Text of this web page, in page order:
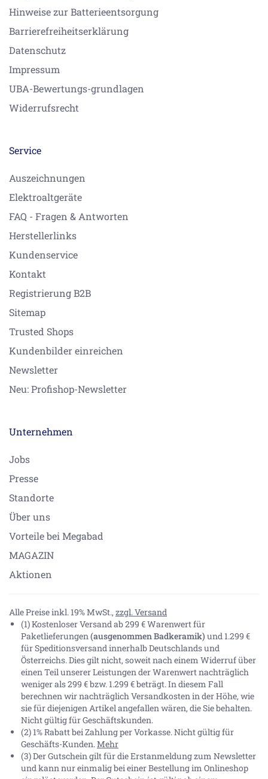
Hinweise zur Batterieentsorgung
Barrierefreiheitserklärung
Datenschutz
Impressum
UBA-Bewertungs-grundlagen
Widerrufsrecht
Service
Auszeichnungen
Elektroaltgeräte
FAQ - Fragen & Antworten
Herstellerlinks
Kundenservice
Kontakt
Registrierung B2B
Sitemap
Trusted Shops
Kundenbilder einreichen
Newsletter
Neu: Profishop-Newsletter
Unternehmen
Jobs
Presse
Standorte
Über uns
Vorteile bei Megabad
MAGAZIN
Aktionen
Alle Preise inkl. 19% MwSt., zzgl. Versand
(1) Kostenloser Versand ab 299 € Warenwert für
Paketlieferungen(ausgenommen Badkeramik) und 1.299 €
für Speditionsversand innerhalb Deutschlands und
Österreichs. Dies gilt nicht, soweit nach einem Widerruf über
einen Teil unserer Leistungen der Warenwert nachträglich
weniger als 299 € bzw. 1.299 € beträgt. In diesem Fall
berechnen wir nachträglich Versandkosten in der Höhe, wie
sie für diejenigen Artikel angefallen wären, die Sie behalten.
Nicht gültig für Geschäftskunden.
(2) 1% Rabatt bei Zahlung per Vorkasse. Nicht gültig für
Geschäfts-Kunden.Mehr
(3) Der Gutschein gilt für die Erstanmeldung zum Newsletter
und kann nur einmalig bei einer Bestellung im Onlineshop